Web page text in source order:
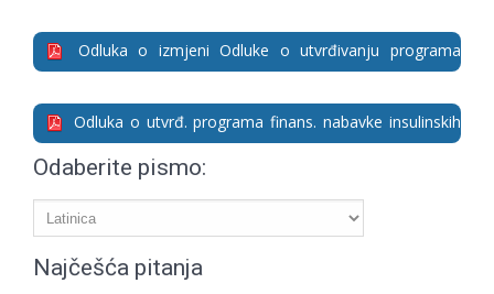
Odluka o izmjeni Odluke o utvrđivanju programa
sistemom za oboljene od dijatebesa tip1.pdf
Odluka o utvrđ. programa finans. nabavke insulinskih
Odaberite pismo:
Najčešća pitanja